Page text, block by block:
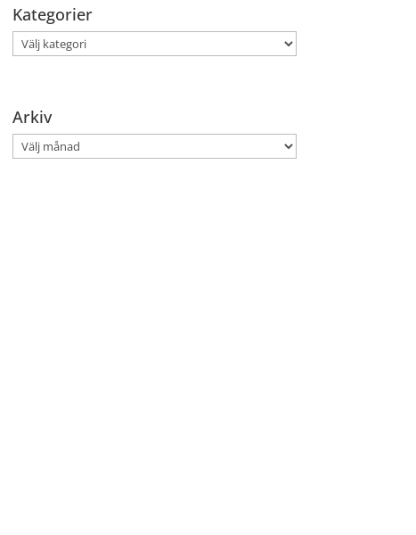
Kategorier
Kategorier
Arkiv
Arkiv